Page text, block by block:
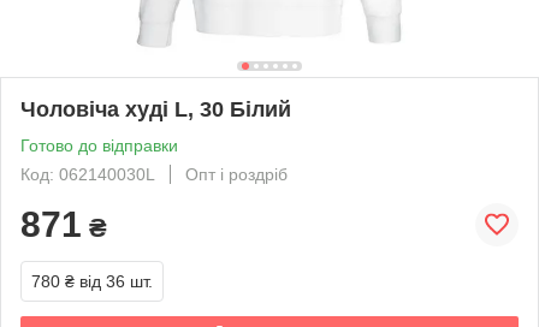
Чоловіча худі L, 30 Білий
Готово до відправки
Код: 062140030L
Опт і роздріб
871 ₴
780 ₴ від 36 шт.